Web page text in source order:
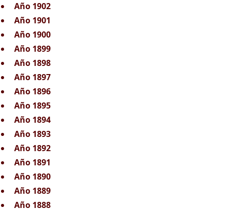
Año 1902
Año 1901
Año 1900
Año 1899
Año 1898
Año 1897
Año 1896
Año 1895
Año 1894
Año 1893
Año 1892
Año 1891
Año 1890
Año 1889
Año 1888